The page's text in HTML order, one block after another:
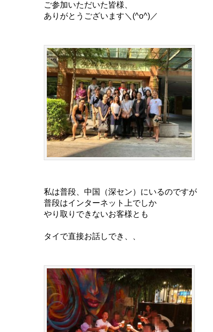
ご参加いただいた皆様、
ありがとうございます＼(^o^)／
私は普段、中国（深セン）にいるのですが
普段はインターネット上でしか
やり取りできないお客様とも
タイで直接お話しでき、、